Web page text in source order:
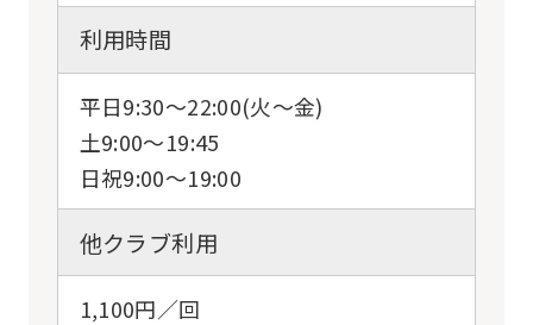
利用時間
平日9:30〜22:00(火〜金)
土9:00〜19:45
日祝9:00〜19:00
他クラブ利用
1,100円／回